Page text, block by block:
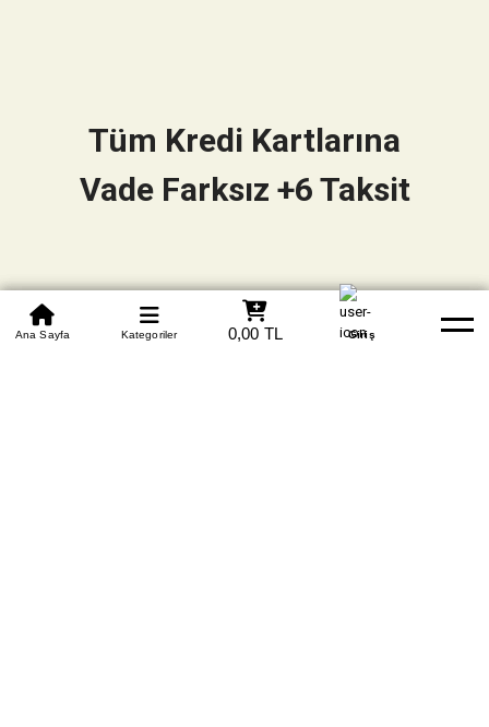
0850 305 09 70
Beden Tablosu Banka Hesapları Whatsapp Yardım
Ana Sayfa Kategoriler 0,00 TL Giriş
Tüm Kredi Kartlarına
Vade Farksız +6 Taksit